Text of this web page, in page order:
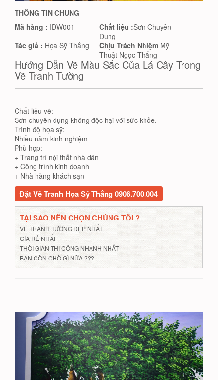
THÔNG TIN CHUNG
Mã hàng : IDW001 Chất liệu :Sơn Chuyên
Dụng
Tác giả : Họa Sỹ Thắng Chịu Trách Nhiệm Mỹ
Thuật Ngọc Thắng
Hướng Dẫn Vẽ Màu Sắc Của Lá Cây Trong
Vẽ Tranh Tường
Chất liệu vẽ:
Sơn chuyên dụng không độc hại với sức khỏe.
Trình độ họa sỹ:
Nhiều năm kinh nghiệm
Phù hợp:
+ Trang trí nội thất nhà dân
+ Công trình kinh doanh
+ Nhà hàng khách sạn
Đặt Vẽ Tranh Họa Sỹ Thắng 0906.700.004
TẠI SAO NÊN CHỌN CHÚNG TÔI ?
VẼ TRANH TƯỜNG ĐẸP NHẤT
GÍA RẺ NHẤT
THỜI GIAN THI CÔNG NHANH NHẤT
BẠN CÒN CHỜ GÌ NỮA ???